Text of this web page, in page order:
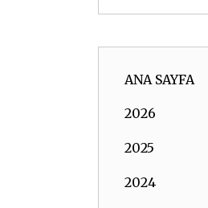
ANA SAYFA
2026
2025
2024